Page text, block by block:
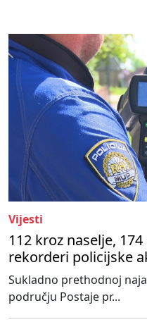
Vijesti
112 kroz naselje,
rekorderi policijske
Sukladno prethodnoj
području Postaje pr...